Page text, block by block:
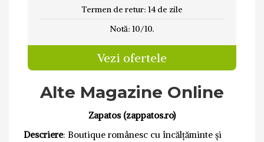
Termen de retur: 14 de zile
Notă: 10/10.
Vezi ofertele
Alte Magazine Online
Zapatos (zappatos.ro)
Descriere: Boutique românesc cu încălțăminte și